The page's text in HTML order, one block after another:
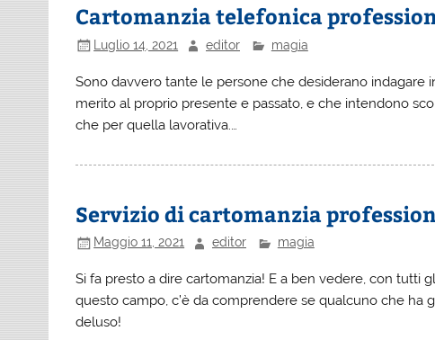
Cartomanzia telefonica
Luglio 14, 2021 editor magia
Sono davvero tante le persone che desiderano
merito al proprio presente e passato, e che intendono
che per quella lavorativa.…
Servizio di cartomanzia
Maggio 11, 2021 editor magia
Si fa presto a dire cartomanzia! E a ben vedere, con tutti
questo campo, c’è da comprendere se qualcuno che ha
deluso!